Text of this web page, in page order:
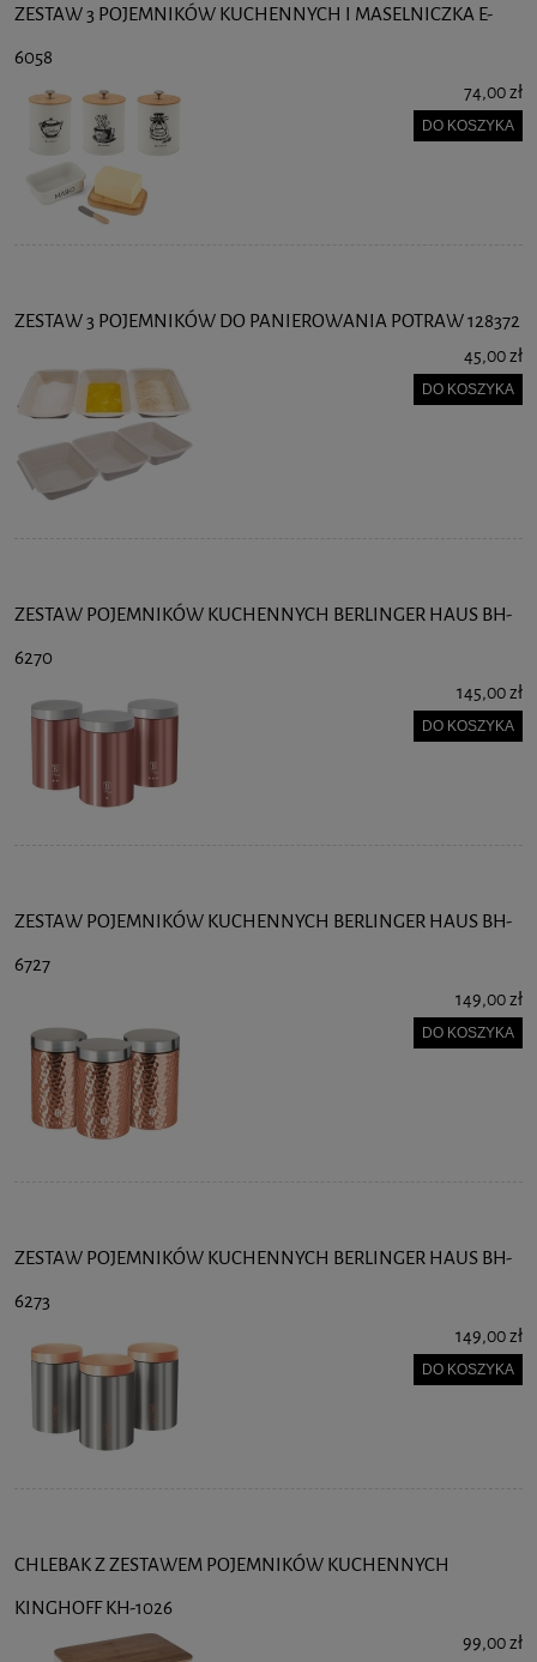
ZESTAW 3 POJEMNIKÓW KUCHENNYCH I MASELNICZKA E-
6058
74,00 zł
DO KOSZYKA
ZESTAW 3 POJEMNIKÓW DO PANIEROWANIA POTRAW 128372
45,00 zł
DO KOSZYKA
ZESTAW POJEMNIKÓW KUCHENNYCH BERLINGER HAUS BH-
6270
145,00 zł
DO KOSZYKA
ZESTAW POJEMNIKÓW KUCHENNYCH BERLINGER HAUS BH-
6727
149,00 zł
DO KOSZYKA
ZESTAW POJEMNIKÓW KUCHENNYCH BERLINGER HAUS BH-
6273
149,00 zł
DO KOSZYKA
CHLEBAK Z ZESTAWEM POJEMNIKÓW KUCHENNYCH
KINGHOFF KH-1026
99,00 zł